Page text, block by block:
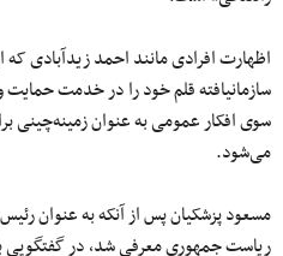
اظهارت افرادی مانند احمد زیدآبادی
سازمانیافته قلم خود را در خدمت حمایت
سوی افکار عمومی به عنوان زمینه‌چینی
می‌شود.
مسعود پزشکیان پس از آنکه به عنوان
ریاست جمهوری معرفی شد، در گفتگویی